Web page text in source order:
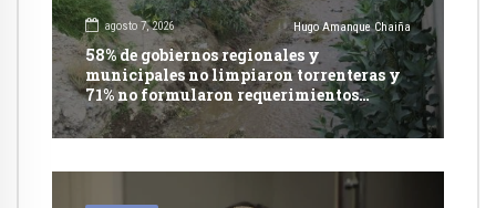
agosto 7, 2026 Hugo Amanque Chaiña
58% de gobiernos regionales y
municipales no limpiaron torrenteras y
71% no formularon requerimientos
presupuestales afirma informe de
Contraloría